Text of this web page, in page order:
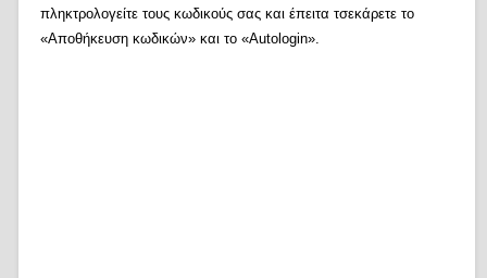
πληκτρολογείτε τους κωδικούς σας και έπειτα τσεκάρετε το
«Αποθήκευση κωδικών» και το «Autologin».